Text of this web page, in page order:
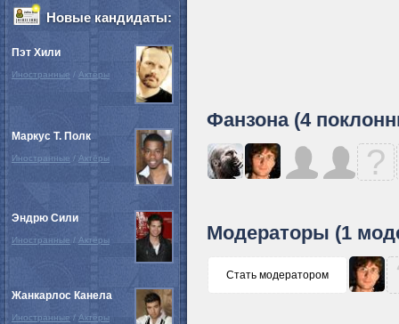
Фанзона (4
?
Модераторы (1
Стать модератором
Новые кандидаты:
Пэт Хили
Иностранные / Актёры
Маркус Т. Полк
Иностранные / Актёры
Эндрю Сили
Иностранные / Актёры
Жанкарлос Канела
Иностранные / Актёры